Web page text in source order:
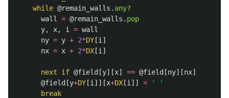
while @remain_walls . any?
wall
= @remain_walls . pop
y, x, i = wall
ny = y + 2*DY [i ]
nx = x + 2*DX [i ]
next if @field [y][x] == @field [ny][nx]
@field [y+DY [i ]][x+DX [i ]] =
' '
break